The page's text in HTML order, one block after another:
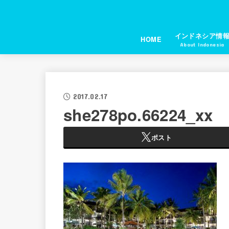
HOME インドネシア情報
About Indonesia
2017.02.17
she278po.66224_xx
ポスト